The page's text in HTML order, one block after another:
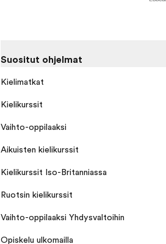
Suositut ohjelmat
Kielimatkat
Kielikurssit
Vaihto-oppilaaksi
Aikuisten kielikurssit
Kielikurssit Iso-Britanniassa
Ruotsin kielikurssit
Vaihto-oppilaaksi Yhdysvaltoihin
Opiskelu ulkomailla